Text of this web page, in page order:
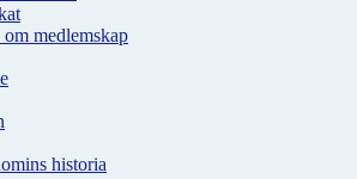
medlemskap
historia